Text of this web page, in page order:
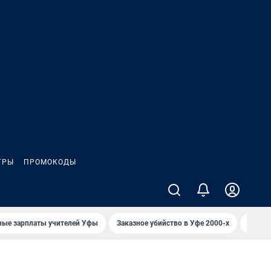
ПРОМОКОДЫ
зарплаты учителей Уфы Заказное убийство в Уфе 2000-х